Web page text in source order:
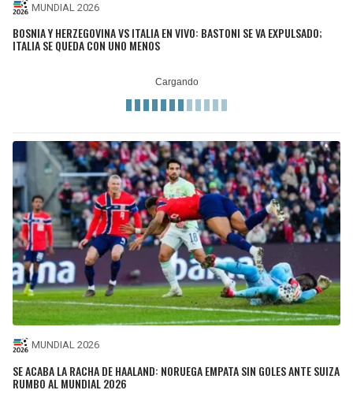
MUNDIAL 2026
BOSNIA Y HERZEGOVINA VS ITALIA EN VIVO: BASTONI SE VA EXPULSADO;
ITALIA SE QUEDA CON UNO MENOS
MUNDIAL 2026
SE ACABA LA RACHA DE HAALAND: NORUEGA EMPATA SIN GOLES ANTE SUIZA
RUMBO AL MUNDIAL 2026